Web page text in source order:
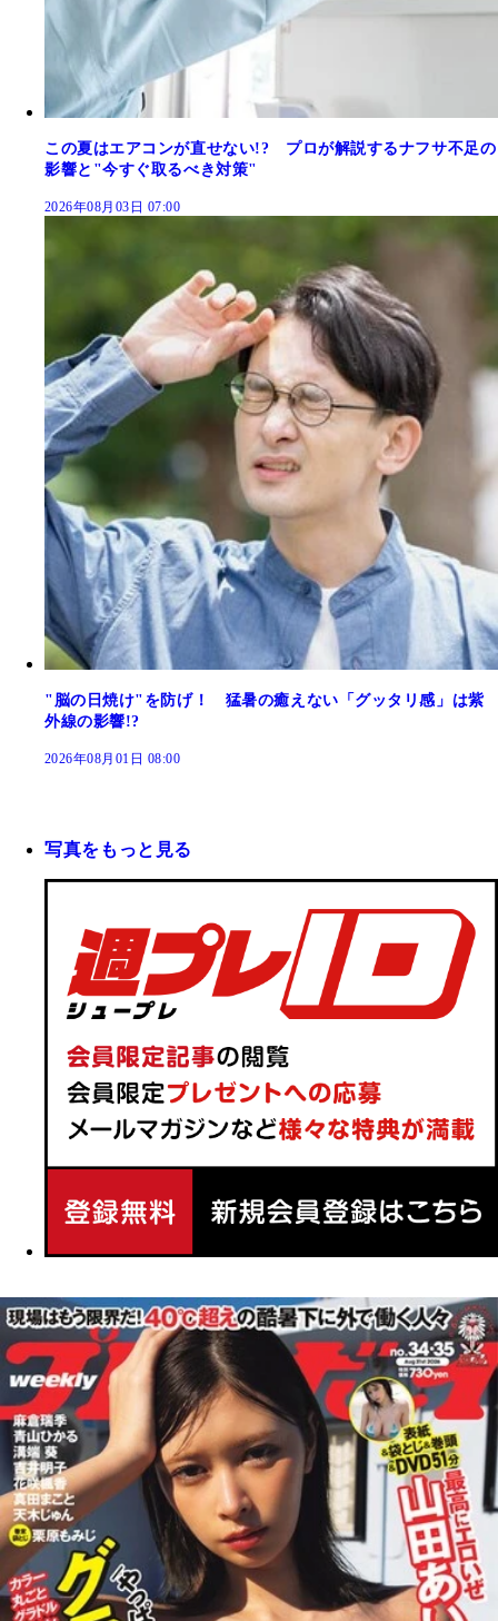
この夏はエアコンが直せない!? プロが解説するナフサ不足の
影響と"今すぐ取るべき対策"
2026年08月03日 07:00
"脳の日焼け"を防げ！ 猛暑の癒えない「グッタリ感」は紫
外線の影響!?
2026年08月01日 08:00
写真をもっと見る